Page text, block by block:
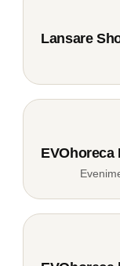
Lansare
EVOhoreca